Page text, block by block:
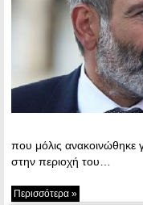
που μόλις ανακοινώθηκε
στην περιοχή του…
Περισσότερα »